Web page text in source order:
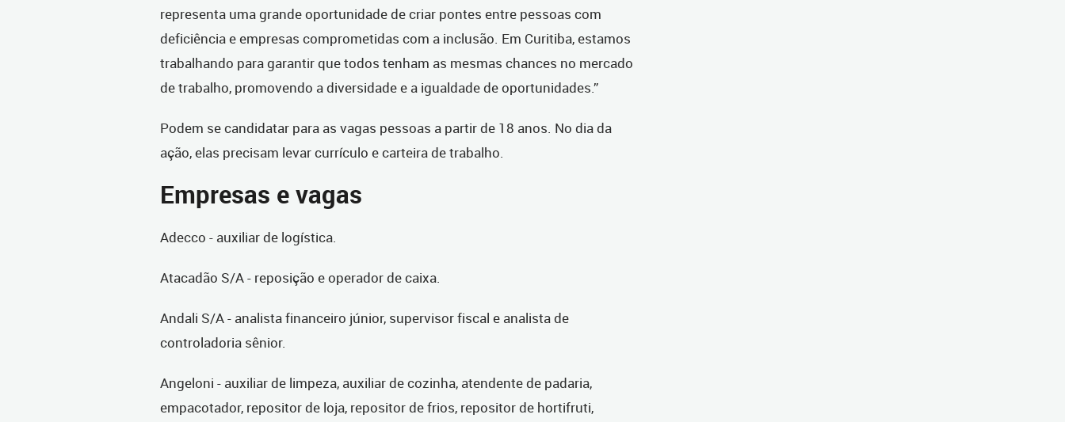
representa uma grande oportunidade de criar pontes entre pessoas com
deficiência e empresas comprometidas com a inclusão. Em Curitiba, estamos
trabalhando para garantir que todos tenham as mesmas chances no mercado
de trabalho, promovendo a diversidade e a igualdade de oportunidades.”
Podem se candidatar para as vagas pessoas a partir de 18 anos. No dia da
ação, elas precisam levar currículo e carteira de trabalho.
Empresas e vagas
Adecco - auxiliar de logística.
Atacadão S/A - reposição e operador de caixa.
Andali S/A - analista financeiro júnior, supervisor fiscal e analista de
controladoria sênior.
Angeloni - auxiliar de limpeza, auxiliar de cozinha, atendente de padaria,
empacotador, repositor de loja, repositor de frios, repositor de hortifruti,